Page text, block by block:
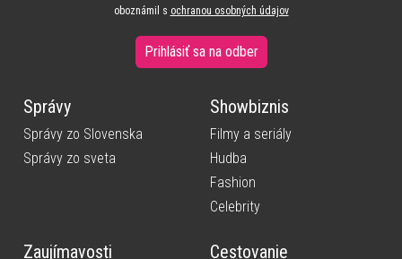
oboznámil s ochranou osobných údajov
Prihlásiť sa na odber
Správy
Správy zo Slovenska
Správy zo sveta
Showbiznis
Filmy a seriály
Hudba
Fashion
Celebrity
Zaujímavosti Cestovanie